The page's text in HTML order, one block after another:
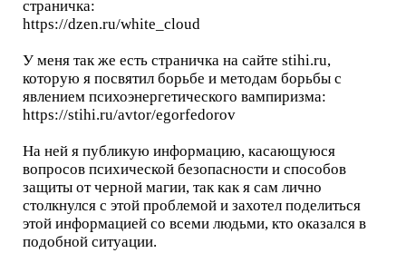
страничка:
https://dzen.ru/white_cloud
У меня так же есть страничка на сайте stihi.ru,
которую я посвятил борьбе и методам борьбы с
явлением психоэнергетического вампиризма:
https://stihi.ru/avtor/egorfedorov
На ней я публикую информацию, касающуюся
вопросов психической безопасности и способов
защиты от черной магии, так как я сам лично
столкнулся с этой проблемой и захотел поделиться
этой информацией со всеми людьми, кто оказался в
подобной ситуации.